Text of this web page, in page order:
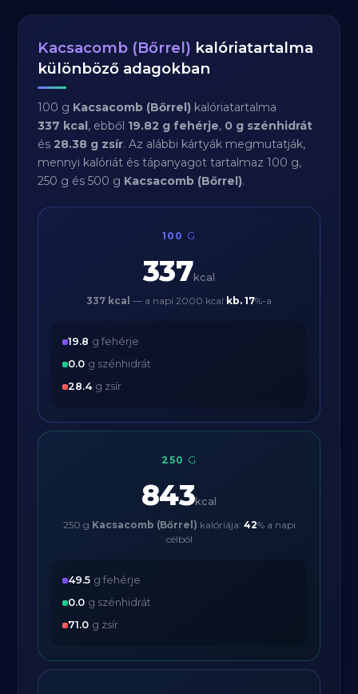
Kacsacomb (Bőrrel) kalóriatartalma
különböző adagokban
100 g Kacsacomb (Bőrrel) kalóriatartalma
337 kcal, ebből 19.82 g fehérje, 0 g szénhidrát
és28.38 g zsír. Az alábbi kártyák megmutatják,
mennyi kalóriát és tápanyagot tartalmaz 100 g,
250 g és 500 g Kacsacomb (Bőrrel).
100 G
337kcal
337 kcal — a napi 2000 kcal kb. 17%-a
19.8 g fehérje
0.0 g szénhidrát
28.4 g zsír
250 G
843kcal
250 g Kacsacomb (Bőrrel) kalóriája: 42% a napi
célból
49.5 g fehérje
0.0 g szénhidrát
71.0 g zsír